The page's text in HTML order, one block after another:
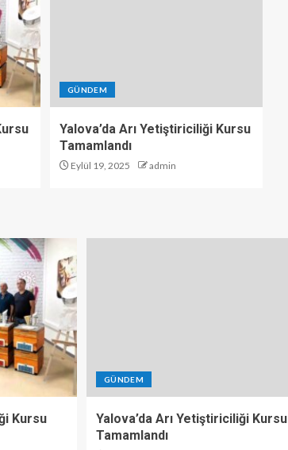
GÜNDEM
Yalova’da Arı Yetiştiriciliği Kursu
Tamamlandı
Eylül 19, 2025 admin
Kursu
GÜNDEM
Yalova’da Arı Yetiştiriciliği Kursu
Tamamlandı